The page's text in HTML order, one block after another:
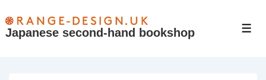
Skip
Japanese second-hand bookshop